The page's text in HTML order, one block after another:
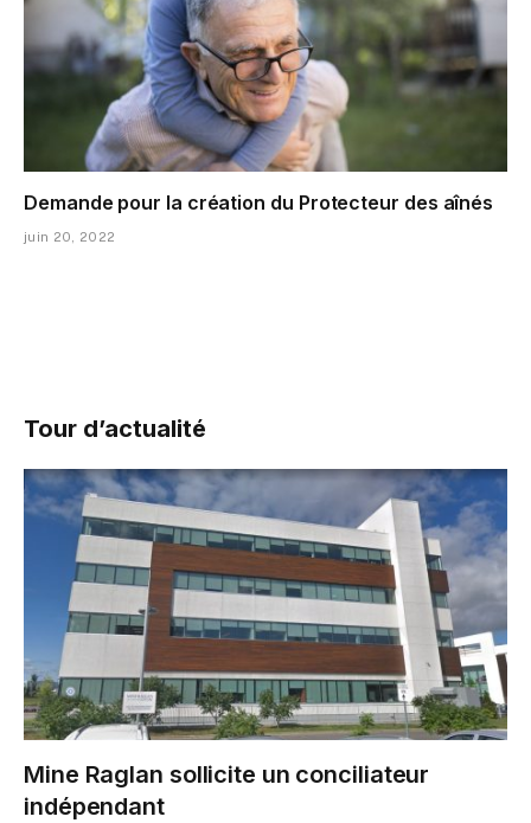
Demande pour la création du Protecteur des aînés
juin 20, 2022
Tour d’actualité
Mine Raglan sollicite un conciliateur
indépendant